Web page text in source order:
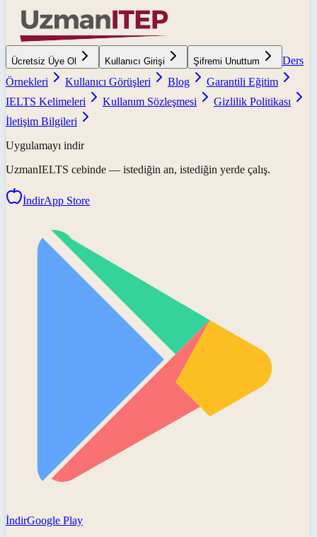
Ücretsiz Üye Ol Kullanıcı Girişi Şifremi Unuttum
Ders
Örnekleri
Kullanıcı Görüşleri Blog
Garantili Eğitim
IELTS Kelimeleri
Kullanım Sözleşmesi
Gizlilik Politikası
İletişim Bilgileri
Uygulamayı indir
UzmanIELTS cebinde — istediğin an, istediğin yerde çalış.
İndirApp Store
İndirGoogle Play